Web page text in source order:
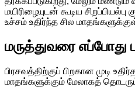
மயிரிழையுடன் கூடிய
உச்சம் உதிர்ந்த சில
மருத்துவரை
பிரசவத்திற்குப் பிறகான முடி
மாதங்களுக்கும் மேலாகத் தொடரும்,